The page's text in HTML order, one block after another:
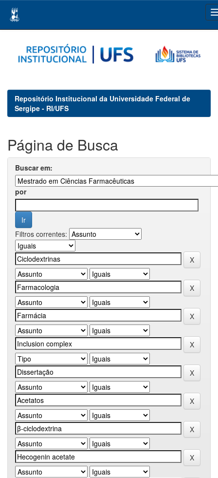
navigation
Repositório Institucional da Universidade Federal de
Sergipe - RI/UFS
Página de Busca
Buscar em:
por
Filtros correntes: